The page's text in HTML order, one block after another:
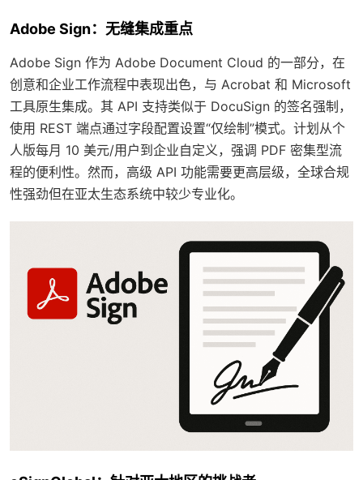
Adobe Sign：无缝集成重点
Adobe Sign 作为 Adobe Document Cloud 的一部分，在
创意和企业工作流程中表现出色，与 Acrobat 和 Microsoft
工具原生集成。其 API 支持类似于 DocuSign 的签名强制，
使用 REST 端点通过字段配置设置“仅绘制”模式。计划从个
人版每月 10 美元/用户到企业自定义，强调 PDF 密集型流
程的便利性。然而，高级 API 功能需要更高层级，全球合规
性强劲但在亚太生态系统中较少专业化。